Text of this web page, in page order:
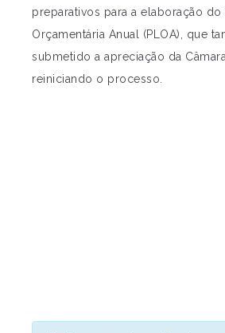
preparativos para a elaboração
Orçamentária Anual (PLOA), que
submetido a apreciação da
reiniciando o processo.